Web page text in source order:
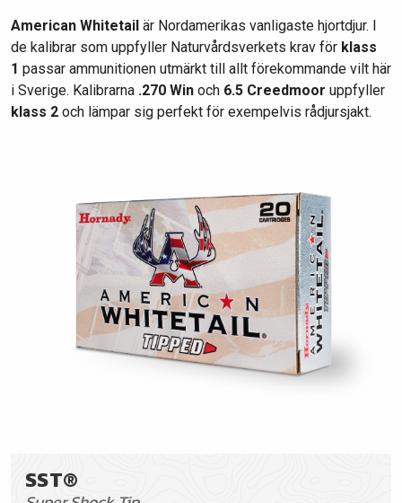
American Whitetail är Nordamerikas vanligaste hjortdjur. I
de kalibrar som uppfyller Naturvårdsverkets krav för klass
1 passar ammunitionen utmärkt till allt förekommande vilt här
i Sverige. Kalibrarna .270 Win och 6.5 Creedmoor uppfyller
klass 2 och lämpar sig perfekt för exempelvis rådjursjakt.
SST®